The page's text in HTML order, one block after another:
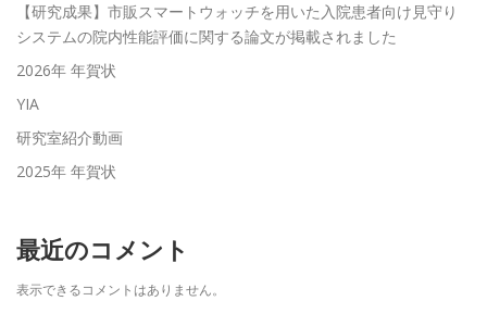
【研究成果】市販スマートウォッチを用いた入院患者向け見守り
システムの院内性能評価に関する論文が掲載されました
2026年 年賀状
YIA
研究室紹介動画
2025年 年賀状
最近のコメント
表示できるコメントはありません。